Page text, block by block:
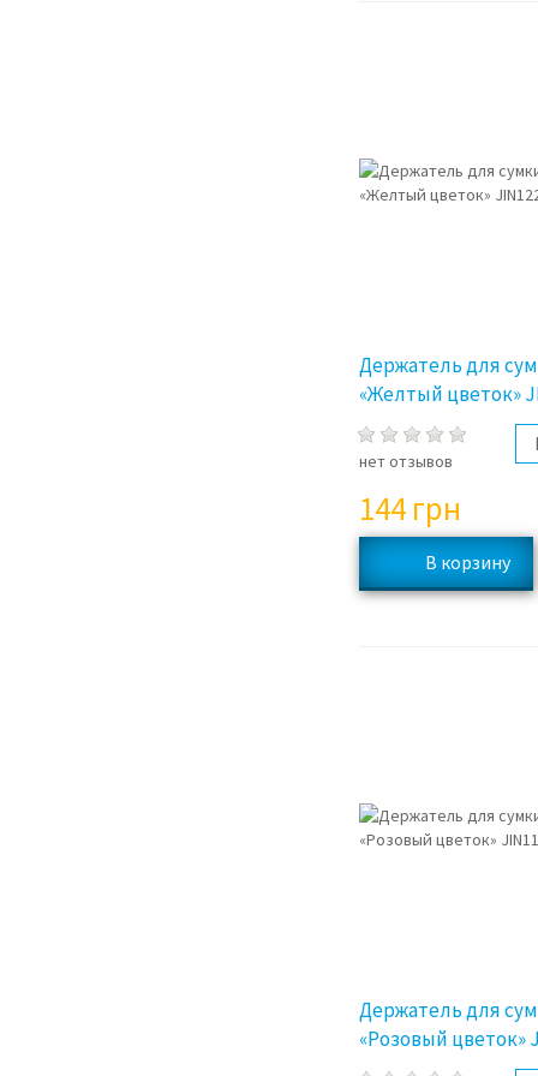
Держатель для
«Желтый цветок»
нет отзывов
144 грн
Держатель для
«Розовый цветок»